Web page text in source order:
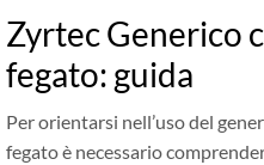
Zyrtec Generico
fegato: guida
Per orientarsi nell’uso del
fegato è necessario